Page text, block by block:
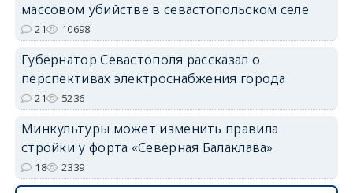
массовом убийстве в севастопольском селе
21 10698
Губернатор Севастополя рассказал о
перспективах электроснабжения города
21 5236
Минкультуры может изменить правила
стройки у форта «Северная Балаклава»
18 2339